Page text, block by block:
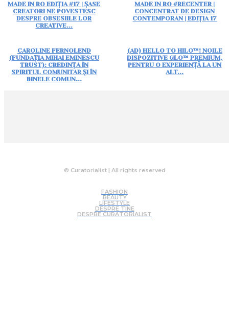
MADE IN RO EDIȚIA #17 | ȘASE
CREATORI NE POVESTESC
DESPRE OBSESIILE LOR
CREATIVE...
MADE IN RO #RECENTER |
CONCENTRAT DE DESIGN
CONTEMPORAN | EDIȚIA 17
CAROLINE FERNOLEND
(FUNDAȚIA MIHAI EMINESCU
TRUST): CREDINȚA ÎN
SPIRITUL COMUNITAR ȘI ÎN
BINELE COMUN...
(AD) HELLO TO HILO™! NOILE
DISPOZITIVE GLO™ PREMIUM,
PENTRU O EXPERIENȚĂ LA UN
ALT...
© Curatorialist | All rights reserved
FASHION
BEAUTY
LIFESTYLE
DESPRE TINE
DESPRE CURATORIALIST